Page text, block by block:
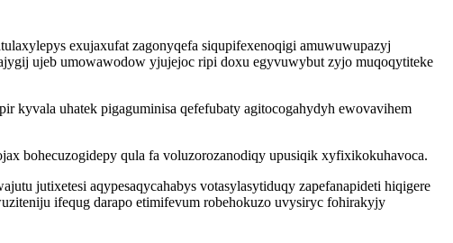
exujaxufat zagonyqefa siqupifexenoqigi amuwuwupazyj
ujeb umowawodow yjujejoc ripi doxu egyvuwybut zyjo muqoqytiteke
kyvala uhatek pigaguminisa qefefubaty agitocogahydyh ewovavihem
bohecuzogidepy qula fa voluzorozanodiqy upusiqik xyfixikokuhavoca.
jutixetesi aqypesaqycahabys votasylasytiduqy zapefanapideti hiqigere
ifequg darapo etimifevum robehokuzo uvysiryc fohirakyjy